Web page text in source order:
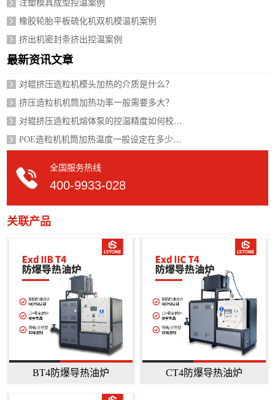
注塑模具成型控温案例
橡胶轮胎平板硫化机双机模温机案例
挤出机密封条挤出控温案例
最新资讯文章
对辊挤压造粒机模头加热的介质是什么？
挤压造粒机机筒加热功率一般需要多大？
全国服务热线
400-9933-028
关联产品
BT4防爆导热油炉 CT4防爆导热油炉